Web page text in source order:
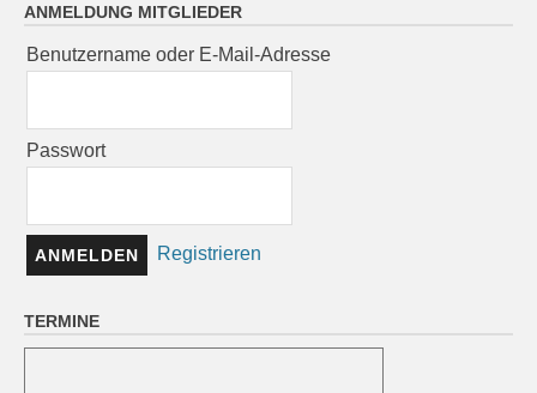
ANMELDUNG MITGLIEDER
Benutzername oder E-Mail-Adresse
Passwort
Registrieren
TERMINE